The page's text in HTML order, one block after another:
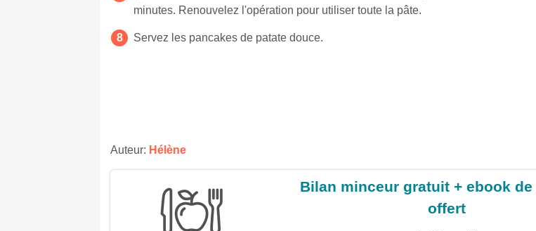
minutes. Renouvelez l'opération pour utiliser toute la pâte.
Servez les pancakes de patate douce.
Auteur: Hélène
Bilan minceur gratuit + ebook de
offert